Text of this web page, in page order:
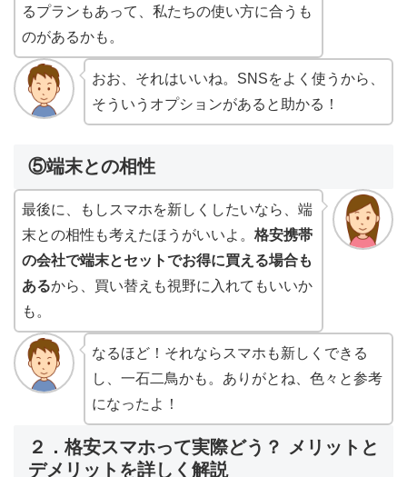
るプランもあって、私たちの使い方に合うも
のがあるかも。
おお、それはいいね。SNSをよく使うから、
そういうオプションがあると助かる！
⑤端末との相性
最後に、もしスマホを新しくしたいなら、端
末との相性も考えたほうがいいよ。 格安携帯
の会社で端末とセットでお得に買える場合も
あるから、買い替えも視野に入れてもいいか
も。
なるほど！それならスマホも新しくできる
し、一石二鳥かも。ありがとね、色々と参考
になったよ！
２．格安スマホって実際どう？ メリットと
デメリットを詳しく解説